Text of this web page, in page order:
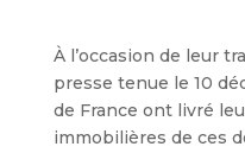
À l’occasion de leur
presse tenue le 10
de France ont livré
immobilières de ces